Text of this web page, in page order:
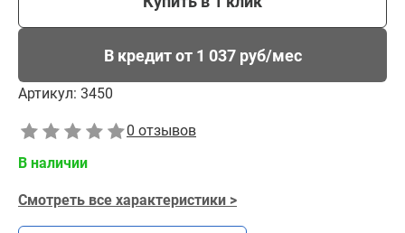
В кредит от 1 037 руб/мес
Артикул: 3450
0 отзывов
В наличии
Смотреть все характеристики >